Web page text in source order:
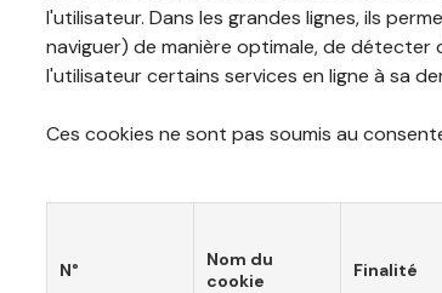
l'utilisateur. Dans les grandes lignes, ils
naviguer) de manière optimale, de
l'utilisateur certains services en ligne à sa
Ces cookies ne sont pas soumis au
N°
Nom du
cookie
Finalité